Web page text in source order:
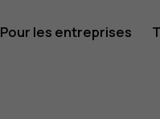
Pour les entreprises